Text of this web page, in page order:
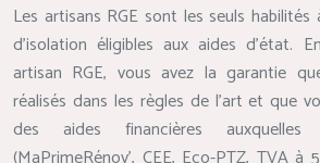
Les artisans RGE sont les seuls
d’isolation éligibles aux aides d’état.
artisan RGE, vous avez la garantie
réalisés dans les règles de l’art et que
des aides financières